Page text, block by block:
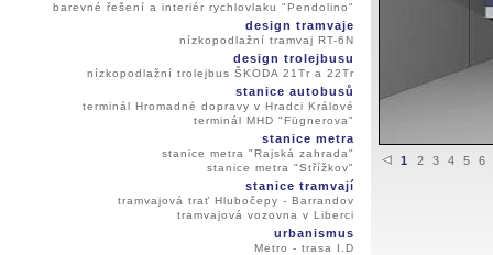
barevné řešení a interiér rychlovlaku "Pendolino"
design tramvaje
nízkopodlažní tramvaj RT-6N
design trolejbusu
nízkopodlažní trolejbus ŠKODA 21Tr a 22Tr
stanice autobusů
terminál Hromadné dopravy v Hradci Králové
terminál MHD "Fügnerova"
stanice metra
stanice metra "Rajská zahrada"
stanice metra "Střížkov"
stanice tramvají
tramvajová trať Hlubočepy - Barrandov
tramvajová vozovna v Liberci
urbanismus
Metro - trasa I.D
1 2 3 4 5 6